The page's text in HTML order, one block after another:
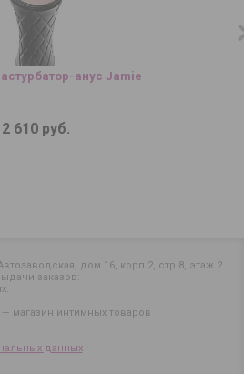
анус Jamie
2 610 руб.
дом 16, корп 2, стр 8, этаж 2
заказов:
магазин интимных товаров
данных